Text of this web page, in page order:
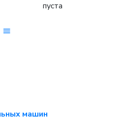
пуста
машин